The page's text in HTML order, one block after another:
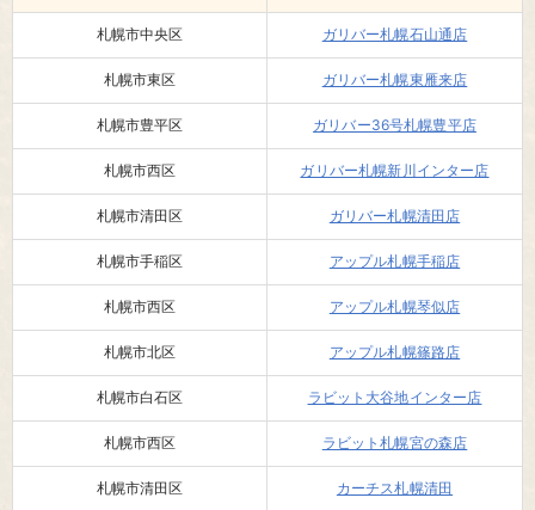
札幌市中央区 ガリバー札幌石山通店
札幌市東区 ガリバー札幌東雁来店
札幌市豊平区 ガリバー36号札幌豊平店
札幌市西区 ガリバー札幌新川インター店
札幌市清田区 ガリバー札幌清田店
札幌市手稲区 アップル札幌手稲店
札幌市西区 アップル札幌琴似店
札幌市北区 アップル札幌篠路店
札幌市白石区 ラビット大谷地インター店
札幌市西区 ラビット札幌宮の森店
札幌市清田区 カーチス札幌清田